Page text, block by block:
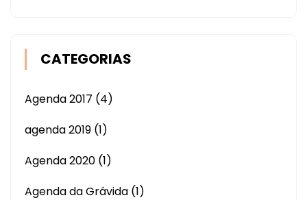
CATEGORIAS
Agenda 2017 (4)
agenda 2019 (1)
Agenda 2020 (1)
Agenda da Grávida (1)